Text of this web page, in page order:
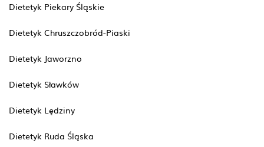
Dietetyk Piekary Śląskie
Dietetyk Chruszczobród-Piaski
Dietetyk Jaworzno
Dietetyk Sławków
Dietetyk Lędziny
Dietetyk Ruda Śląska